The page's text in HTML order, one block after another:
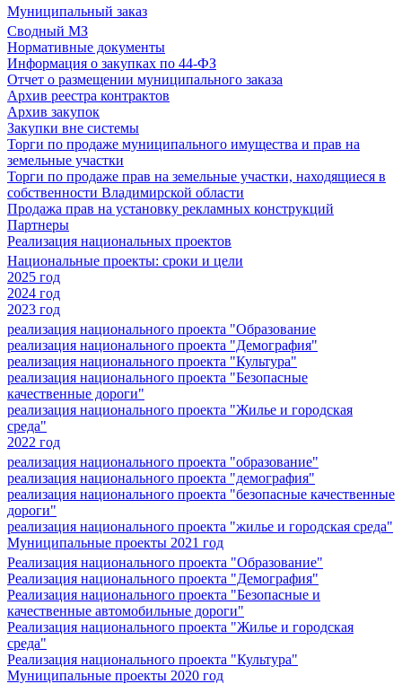
Муниципальный заказ
Сводный МЗ
Нормативные документы
Информация о закупках по 44-ФЗ
Отчет о размещении муниципального заказа
Архив реестра контрактов
Архив закупок
Закупки вне системы
Торги по продаже муниципального имущества и прав на
земельные участки
Торги по продаже прав на земельные участки, находящиеся в
собственности Владимирской области
Продажа прав на установку рекламных конструкций
Партнеры
Реализация национальных проектов
Национальные проекты: сроки и цели
2025 год
2024 год
2023 год
реализация национального проекта "Образование
реализация национального проекта "Демография"
реализация национального проекта "Культура"
реализация национального проекта "Безопасные
качественные дороги"
реализация национального проекта "Жилье и городская
среда"
2022 год
реализация национального проекта "образование"
реализация национального проекта "демография"
реализация национального проекта "безопасные качественные
дороги"
реализация национального проекта "жилье и городская среда"
Муниципальные проекты 2021 год
Реализация национального проекта "Образование"
Реализация национального проекта "Демография"
Реализация национального проекта "Безопасные и
качественные автомобильные дороги"
Реализация национального проекта "Жилье и городская
среда"
Реализация национального проекта "Культура"
Муниципальные проекты 2020 год